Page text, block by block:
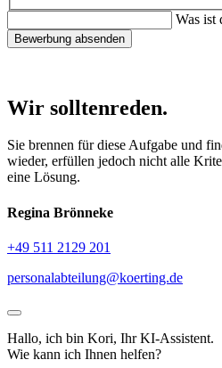
Was ist
Bewerbung absenden
Wir solltenreden.
Sie brennen für diese Aufgabe und
wieder, erfüllen jedoch nicht alle
eine Lösung.
Regina Brönneke
+49 511 2129 201
personalabteilung@koerting.de
Hallo, ich bin Kori, Ihr KI-Assistent.
Wie kann ich Ihnen helfen?